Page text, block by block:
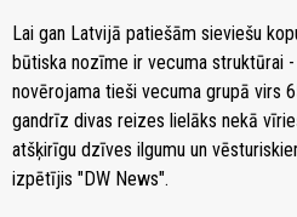
Lai gan Latvijā patiešām sieviešu
būtiska nozīme ir vecuma struktūrai
novērojama tieši vecuma grupā virs
gandrīz divas reizes lielāks nekā
atšķirīgu dzīves ilgumu un
izpētījis "DW News".